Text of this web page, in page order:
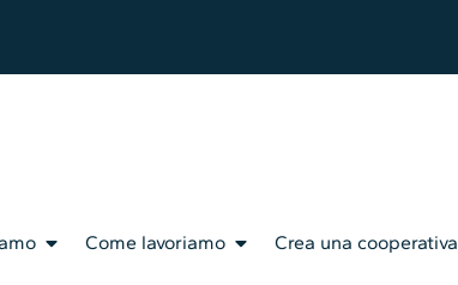
Come lavoriamo Crea una cooperativa